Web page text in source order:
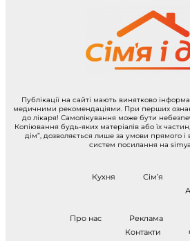
Публікації на сайті мають винятково
медичними рекомендаціями. При перших
до лікаря! Самолікування може бути
Копіювання будь-яких матеріалів або їх
дім”, дозволяється лише за умови прямого і
систем посилання на
Кухня Сім’я
Про нас Реклама
Контакти